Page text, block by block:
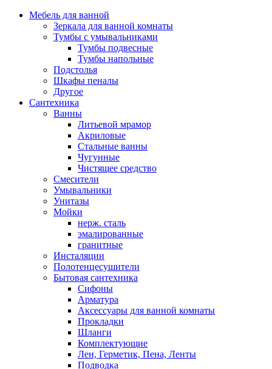
Мебель для ванной
Зеркала для ванной комнаты
Тумбы с умывальниками
Тумбы подвесные
Тумбы напольные
Подстолья
Шкафы пеналы
Другое
Сантехника
Ванны
Литьевой мрамор
Акриловые
Стальные ванны
Чугунные
Чистящее средство
Смесители
Умывальники
Унитазы
Мойки
нерж. сталь
эмалированные
гранитные
Инсталяции
Полотенцесушители
Бытовая сантехника
Сифоны
Арматура
Аксессуары для ванной комнаты
Прокладки
Шланги
Комплектующие
Лен, Герметик, Пена, Ленты
Подводка